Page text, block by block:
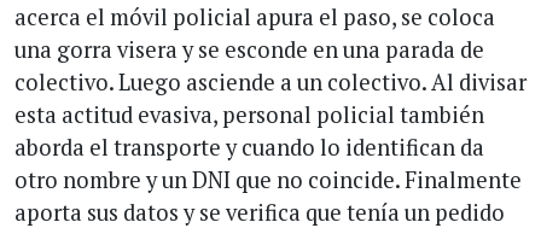
acerca el móvil policial apura el paso, se coloca
una gorra visera y se esconde en una parada de
colectivo. Luego asciende a un colectivo. Al divisar
esta actitud evasiva, personal policial también
aborda el transporte y cuando lo identifican da
otro nombre y un DNI que no coincide. Finalmente
aporta sus datos y se verifica que tenía un pedido